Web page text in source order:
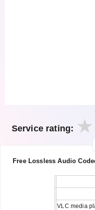
Service rating:
Free Lossless Audio
VLC media